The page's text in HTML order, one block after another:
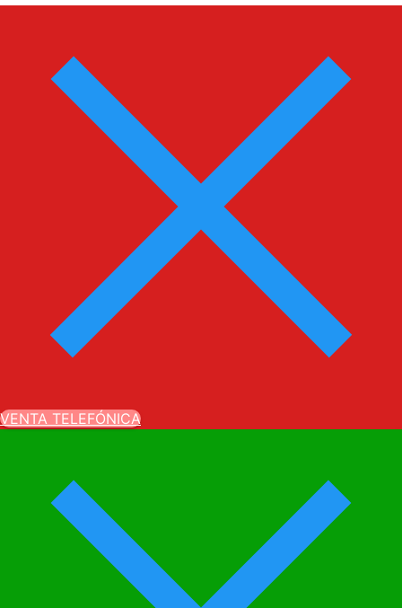
VENTA TELEFÓNICA